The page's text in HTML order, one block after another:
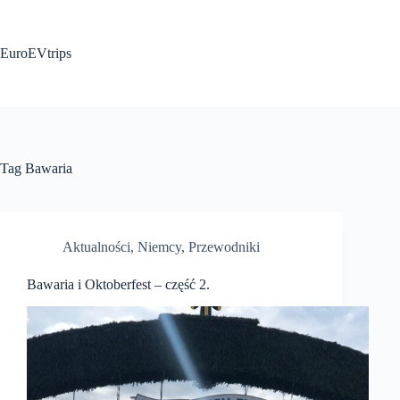
EuroEVtrips
Tag Bawaria
Aktualności, Niemcy, Przewodniki
Bawaria i Oktoberfest – część 2.